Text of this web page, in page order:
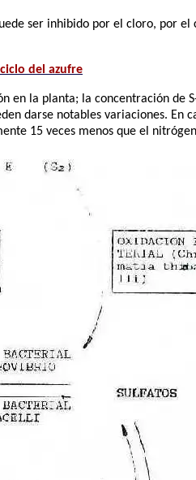
ser inhibido por el cloro, por
del azufre
en la planta; la concentración de
darse notables variaciones. En
15 veces menos que el